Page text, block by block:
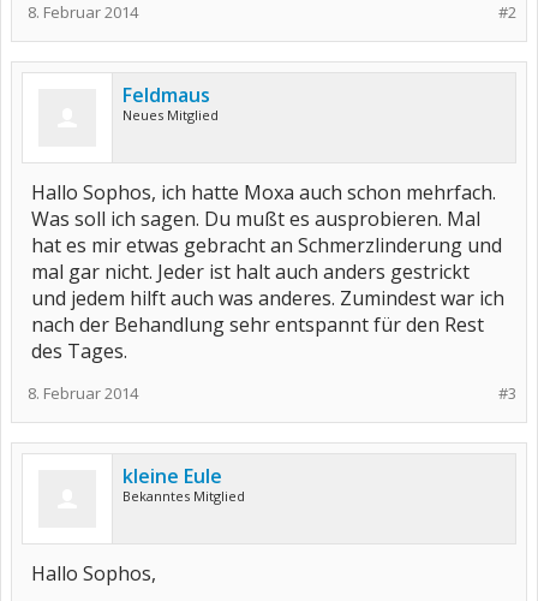
#2
8. Februar 2014
Feldmaus
Neues Mitglied
Hallo Sophos, ich hatte Moxa auch schon mehrfach.
Was soll ich sagen. Du mußt es ausprobieren. Mal
hat es mir etwas gebracht an Schmerzlinderung und
mal gar nicht. Jeder ist halt auch anders gestrickt
und jedem hilft auch was anderes. Zumindest war ich
nach der Behandlung sehr entspannt für den Rest
des Tages.
#3
8. Februar 2014
kleine Eule
Bekanntes Mitglied
Hallo Sophos,